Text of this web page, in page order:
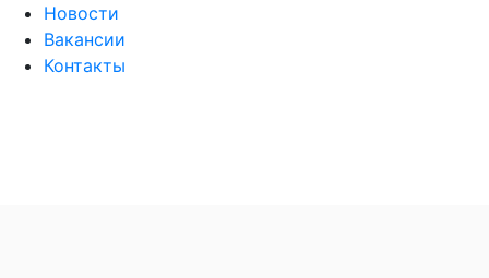
Новости
Вакансии
Контакты